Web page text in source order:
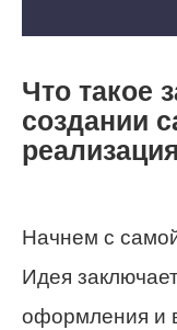
Что такое
создании
реализация
Начнем с
Идея
оформления и